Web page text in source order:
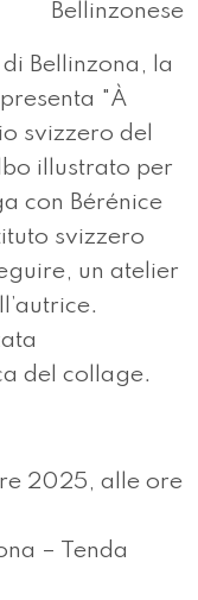
Bellinzonese
Bellinzona, la
"À
svizzero del
illustrato per
con Bérénice
svizzero
un atelier
del collage.
2025, alle ore
– Tenda